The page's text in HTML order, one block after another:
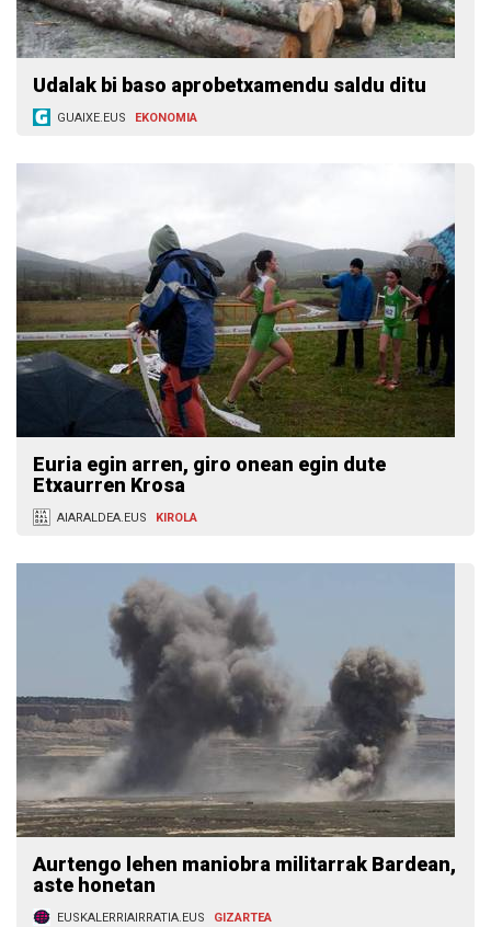
Udalak bi baso aprobetxamendu saldu ditu
GUAIXE.EUS EKONOMIA
Euria egin arren, giro onean egin dute
Etxaurren Krosa
AIARALDEA.EUS KIROLA
Aurtengo lehen maniobra militarrak Bardean,
aste honetan
EUSKALERRIAIRRATIA.EUS GIZARTEA